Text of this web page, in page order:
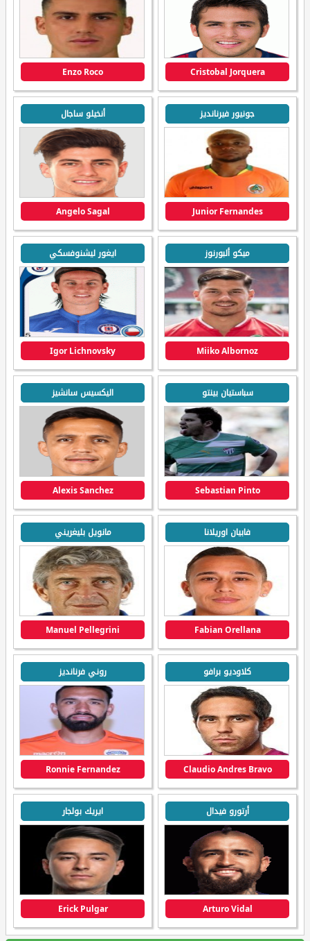
Cristobal Jorquera
Enzo Roco
جونيور فيرنانديز
Junior Fernandes
أنخيلو ساجال
Angelo Sagal
ميكو ألبورنوز
Miiko Albornoz
ايغور ليشنوفسكي
Igor Lichnovsky
سباستيان بينتو
Sebastian Pinto
اليكسيس سانشيز
Alexis Sanchez
فابيان اوريلانا
Fabian Orellana
مانويل بليغريني
Manuel Pellegrini
كلاوديو برافو
Claudio Andres Bravo
روني فرنانديز
Ronnie Fernandez
أرتورو فيدال
Arturo Vidal
ايريك بولجار
Erick Pulgar